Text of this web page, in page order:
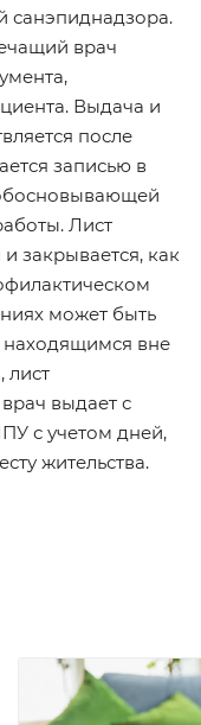
санэпиднадзора.
врач
Выдача и
после
записью в
Лист
закрывается, как
может быть
находящимся вне
лист
выдает с
с учетом дней,
жительства.